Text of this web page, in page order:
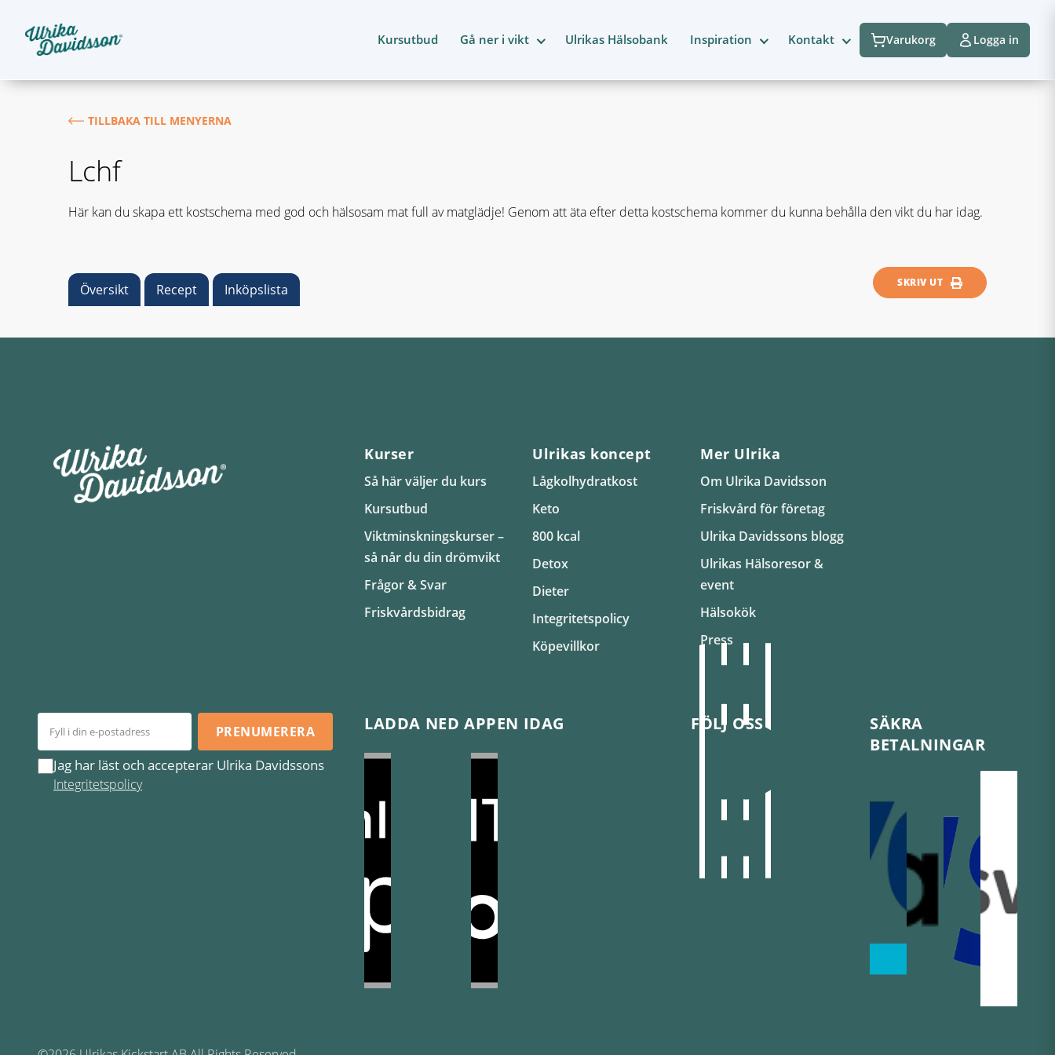
Kursutbud Gå ner i vikt Ulrikas Hälsobank Inspiration Kontakt Varukorg Logga in
TILLBAKA TILL MENYERNA
Lchf
Här kan du skapa ett kostschema med god och hälsosam mat full av matglädje! Genom att äta efter detta kostschema kommer du kunna behålla den vikt du har idag.
Översikt Recept Inköpslista SKRIV UT
Kurser
Så här väljer du kurs
Kursutbud
Viktminskningskurser –
så når du din drömvikt
Frågor & Svar
Friskvårdsbidrag
Ulrikas koncept
Lågkolhydratkost
Keto
800 kcal
Detox
Dieter
Integritetspolicy
Köpevillkor
Mer Ulrika
Om Ulrika Davidsson
Friskvård för företag
Ulrika Davidssons blogg
Ulrikas Hälsoresor &
event
Hälsokök
Press
PRENUMERERA
Jag har läst och accepterar Ulrika Davidssons
Integritetspolicy
LADDA NED APPEN IDAG FÖLJ OSS
SÄKRA
BETALNINGAR